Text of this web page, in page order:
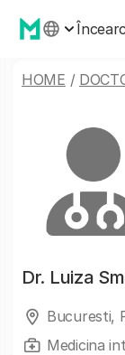
HOME /
Dr. Luiza
Bucuresti,
Medicina